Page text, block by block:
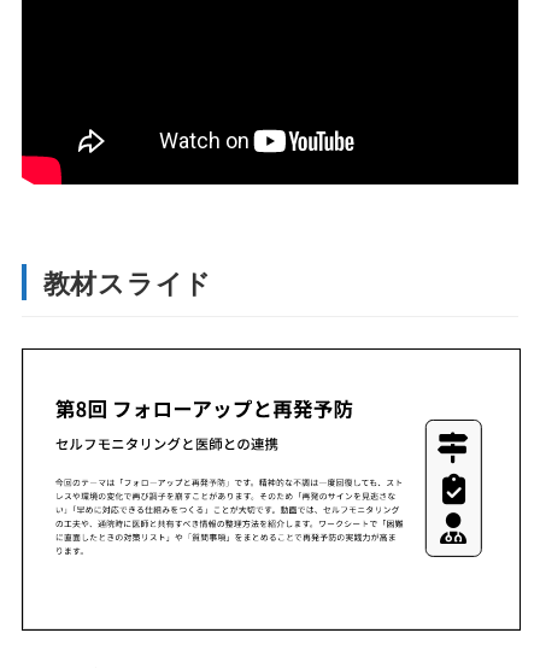
教材スライド